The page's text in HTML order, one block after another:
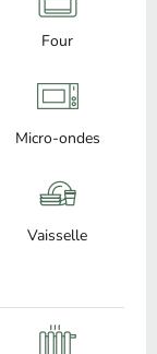
Four
Micro-ondes
Vaisselle